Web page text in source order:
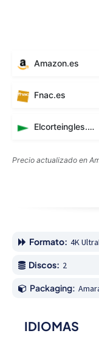
Amazon.es
Fnac.es
Elcorteingles.es
Precio actualizado en
Formato: 4K
Discos: 2
Packaging:
IDIOMAS